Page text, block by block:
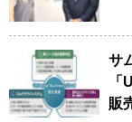
サ
販